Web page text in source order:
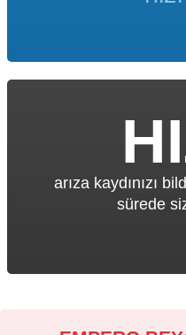
arıza kaydınızı
sürede